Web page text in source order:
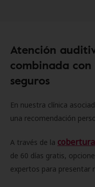
Atención
combinada
seguros
En nuestra clínica
una recomendación
A través de la
de 60 días gratis,
expertos para presentar